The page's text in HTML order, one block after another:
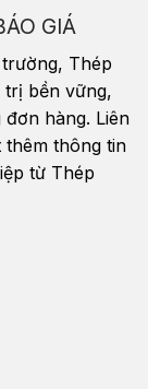
GIÁ
Thép
trị bền vững,
hàng. Liên
thêm thông tin
từ Thép